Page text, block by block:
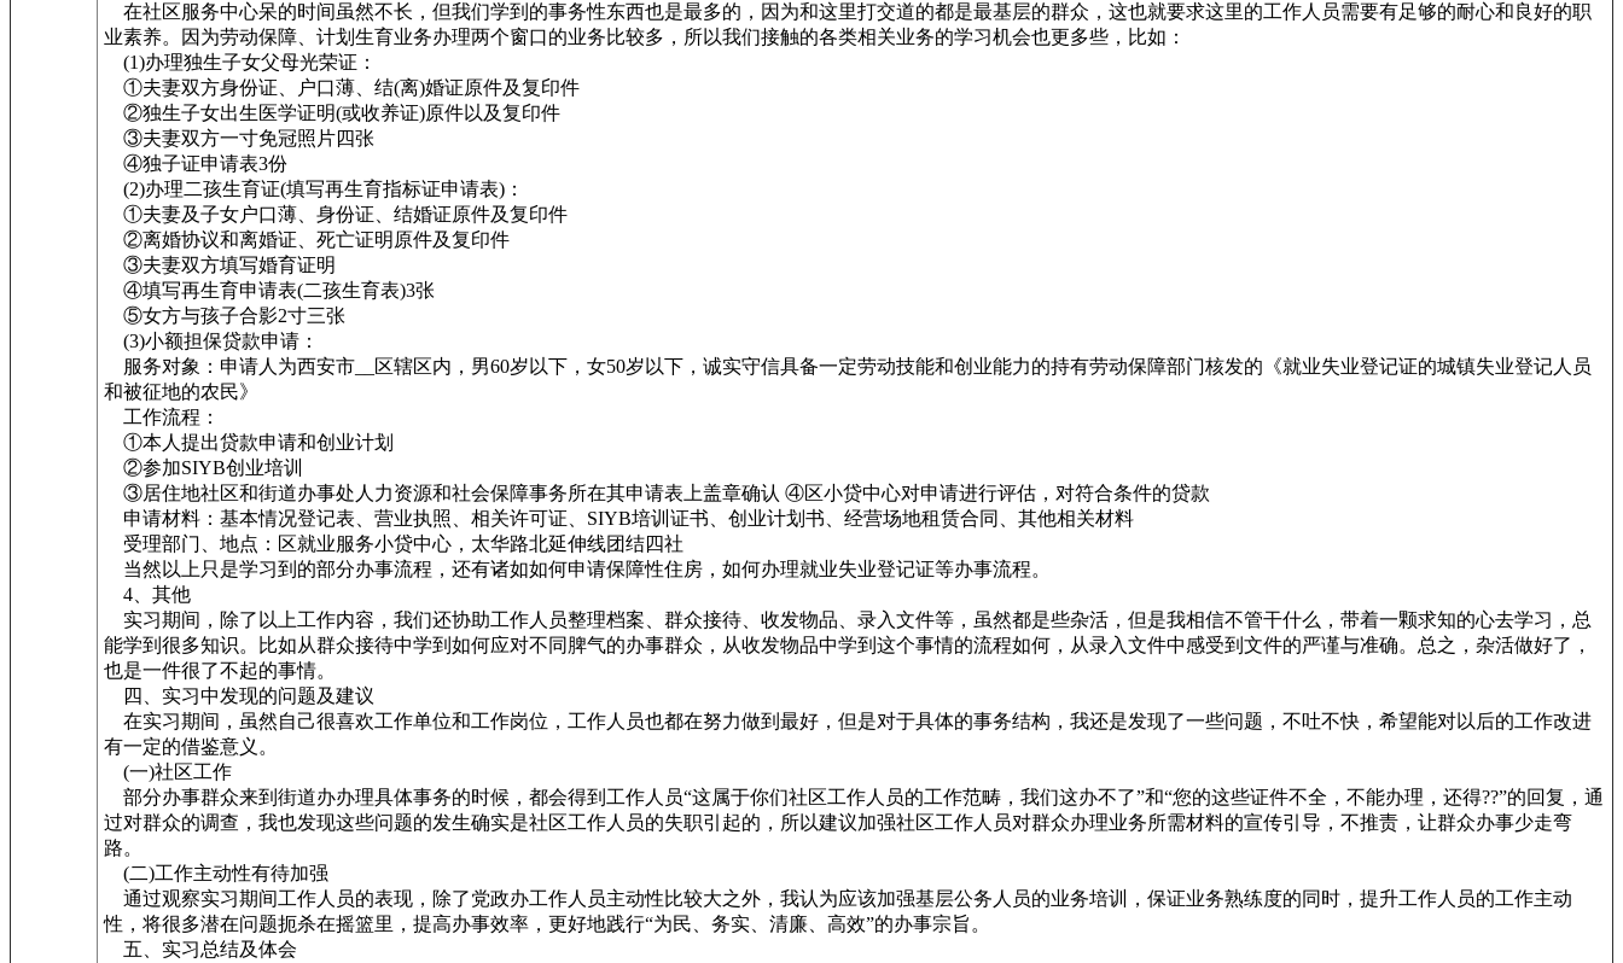
在社区服务中心呆的时间虽然不长，但我们学到的事务性东西也是最多的，因为和这里打交道的都是最基层的群众，这也就要求这里的工作人员需要有足够的耐心和良好的职
业素养。因为劳动保障、计划生育业务办理两个窗口的业务比较多，所以我们接触的各类相关业务的学习机会也更多些，比如：
(1)办理独生子女父母光荣证：
①夫妻双方身份证、户口薄、结(离)婚证原件及复印件
②独生子女出生医学证明(或收养证)原件以及复印件
③夫妻双方一寸免冠照片四张
④独子证申请表3份
(2)办理二孩生育证(填写再生育指标证申请表)：
①夫妻及子女户口薄、身份证、结婚证原件及复印件
②离婚协议和离婚证、死亡证明原件及复印件
③夫妻双方填写婚育证明
④填写再生育申请表(二孩生育表)3张
⑤女方与孩子合影2寸三张
(3)小额担保贷款申请：
服务对象：申请人为西安市__区辖区内，男60岁以下，女50岁以下，诚实守信具备一定劳动技能和创业能力的持有劳动保障部门核发的《就业失业登记证的城镇失业登记人员
和被征地的农民》
工作流程：
①本人提出贷款申请和创业计划
②参加SIYB创业培训
③居住地社区和街道办事处人力资源和社会保障事务所在其申请表上盖章确认 ④区小贷中心对申请进行评估，对符合条件的贷款
申请材料：基本情况登记表、营业执照、相关许可证、SIYB培训证书、创业计划书、经营场地租赁合同、其他相关材料
受理部门、地点：区就业服务小贷中心，太华路北延伸线团结四社
当然以上只是学习到的部分办事流程，还有诸如如何申请保障性住房，如何办理就业失业登记证等办事流程。
4、其他
实习期间，除了以上工作内容，我们还协助工作人员整理档案、群众接待、收发物品、录入文件等，虽然都是些杂活，但是我相信不管干什么，带着一颗求知的心去学习，总
能学到很多知识。比如从群众接待中学到如何应对不同脾气的办事群众，从收发物品中学到这个事情的流程如何，从录入文件中感受到文件的严谨与准确。总之，杂活做好了，
也是一件很了不起的事情。
四、实习中发现的问题及建议
在实习期间，虽然自己很喜欢工作单位和工作岗位，工作人员也都在努力做到最好，但是对于具体的事务结构，我还是发现了一些问题，不吐不快，希望能对以后的工作改进
有一定的借鉴意义。
(一)社区工作
部分办事群众来到街道办办理具体事务的时候，都会得到工作人员“这属于你们社区工作人员的工作范畴，我们这办不了”和“您的这些证件不全，不能办理，还得??”的回复，通
过对群众的调查，我也发现这些问题的发生确实是社区工作人员的失职引起的，所以建议加强社区工作人员对群众办理业务所需材料的宣传引导，不推责，让群众办事少走弯
路。
(二)工作主动性有待加强
通过观察实习期间工作人员的表现，除了党政办工作人员主动性比较大之外，我认为应该加强基层公务人员的业务培训，保证业务熟练度的同时，提升工作人员的工作主动
性，将很多潜在问题扼杀在摇篮里，提高办事效率，更好地践行“为民、务实、清廉、高效”的办事宗旨。
五、实习总结及体会